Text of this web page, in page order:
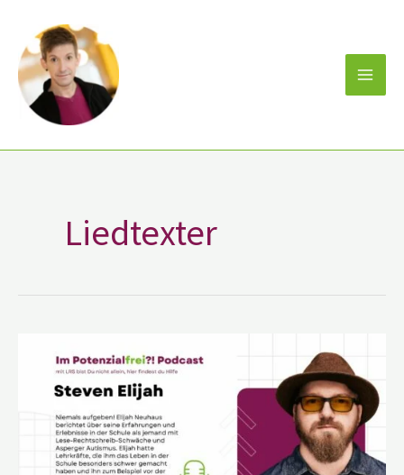
Inhalt
springen
Liedtexter
Elijah
Neuhaus
Autor
Sony
Music
Publishing